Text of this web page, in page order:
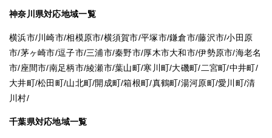
神奈川県対応地域一覧
横浜市/川崎市/相模原市/横須賀市/平塚市/鎌倉市/藤沢市/小田原
市/茅ヶ崎市/逗子市/三浦市/秦野市/厚木市大和市/伊勢原市/海老名
市/座間市/南足柄市/綾瀬市/葉山町/寒川町/大磯町/二宮町/中井町/
大井町/松田町/山北町/開成町/箱根町/真鶴町/湯河原町/愛川町/清
川村/
千葉県対応地域一覧